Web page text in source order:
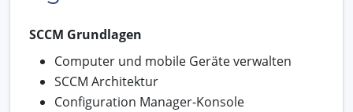
SCCM Grundlagen
Computer und mobile Geräte verwalten
SCCM Architektur
Configuration Manager-Konsole